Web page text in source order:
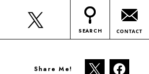
SEARCH CONTACT
Share Me!